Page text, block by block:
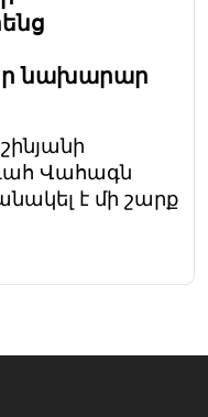
նախարար
Վահագն
է մի շարք